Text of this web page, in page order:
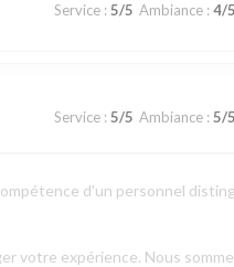
Service: 5/5 Ambiance: 4/5
Service: 5/5 Ambiance: 5/5
d'un personnel
votre expérience. Nous